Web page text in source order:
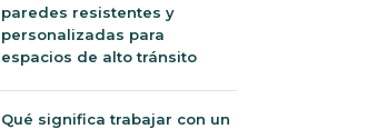
paredes resistentes y
personalizadas para
espacios de alto tránsito
Qué significa trabajar con un